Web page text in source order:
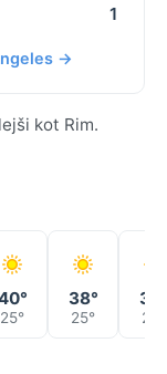
1
→
kot Rim.
25°
38°
25° 24°